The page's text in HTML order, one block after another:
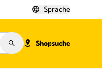
Sprache
Shopsuche